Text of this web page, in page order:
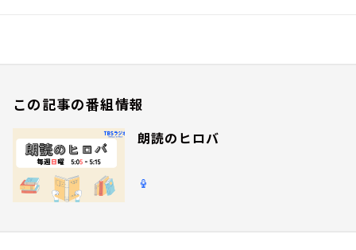
この記事の番組情報
朗読のヒロバ